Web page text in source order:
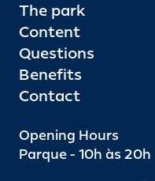
The park
Content
Questions
Benefits
Contact
Opening Hours
Parque - 10h às 20h